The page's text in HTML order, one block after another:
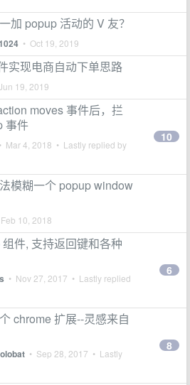
加 popup 活动的 V 友？
• Oct 19, 2019
实现电商自动下单思路
19, 2019
moves 事件后，拦
事件
• Mar 4, 2018 • Lastly replied by
10
模糊一个 popup window
Feb 10, 2018
件, 支持返回键和各种
• Nov 27, 2017 • Lastly replied
6
chrome 扩展--灵感来自
• Sep 28, 2017 • Lastly
8